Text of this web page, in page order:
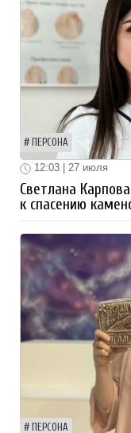
ПЕРСОНА
12:03 | 27 июля
Светлана
к спасению
ПЕРСОНА